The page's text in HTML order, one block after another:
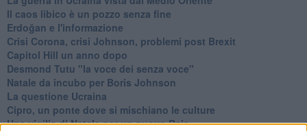
​Il caos libico è un pozzo senza fine
Erdoğan e l'informazione
Crisi Corona, crisi Johnson, problemi post Brexit
Capitol Hill un anno dopo
Desmond Tutu "la voce dei senza voce"
Natale da incubo per Boris Johnson
La questione Ucraina
Cipro, un ponte dove si mischiano le culture
Una vigilia di Natale per un nuovo Rais